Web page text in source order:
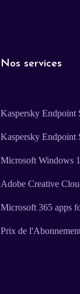
Nos services
Kaspersky Endpoint
Kaspersky Endpoint
Microsoft Windows
Adobe Creative
Microsoft 365 apps
Prix de